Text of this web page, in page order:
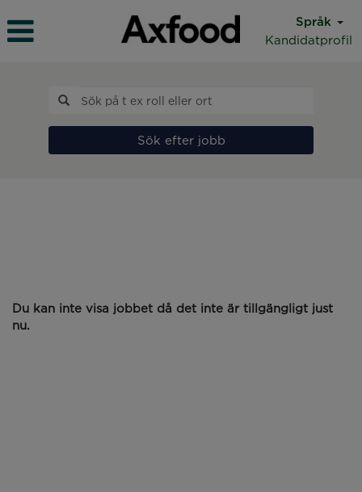
Språk
Kandidatprofil
Sök efter jobb
Du kan inte visa jobbet då det inte är tillgängligt just
nu.